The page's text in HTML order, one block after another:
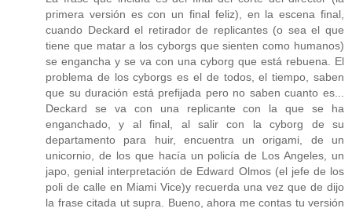
primera versión es con un final feliz), en la escena final,
cuando Deckard el retirador de replicantes (o sea el que
tiene que matar a los cyborgs que sienten como humanos)
se engancha y se va con una cyborg que está rebuena. El
problema de los cyborgs es el de todos, el tiempo, saben
que su duración está prefijada pero no saben cuanto es...
Deckard se va con una replicante con la que se ha
enganchado, y al final, al salir con la cyborg de su
departamento para huir, encuentra un origami, de un
unicornio, de los que hacía un policía de Los Angeles, un
japo, genial interpretación de Edward Olmos (el jefe de los
poli de calle en Miami Vice)y recuerda una vez que de dijo
la frase citada ut supra. Bueno, ahora me contas tu versión